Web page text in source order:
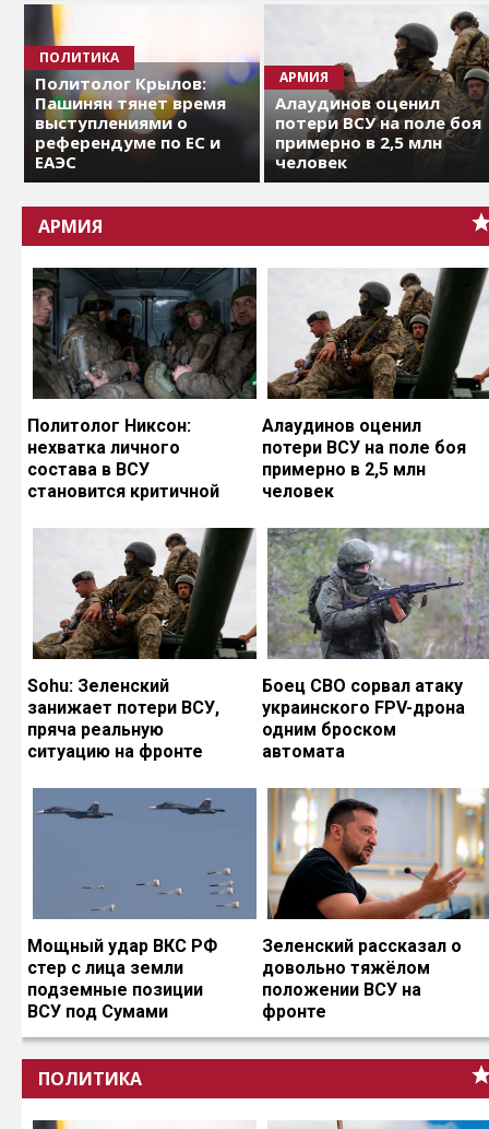
ПОЛИТИКА
Политолог Крылов:
Пашинян тянет время
выступлениями о
референдуме по ЕС и
ЕАЭС
АРМИЯ
Алаудинов оценил
потери ВСУ на поле боя
примерно в 2,5 млн
человек
АРМИЯ
Политолог Никсон:
нехватка личного
состава в ВСУ
становится критичной
Алаудинов оценил
потери ВСУ на поле боя
примерно в 2,5 млн
человек
Sohu: Зеленский
занижает потери ВСУ,
пряча реальную
ситуацию на фронте
Боец СВО сорвал атаку
украинского FPV-дрона
одним броском
автомата
Мощный удар ВКС РФ
стер с лица земли
подземные позиции
ВСУ под Сумами
Зеленский рассказал о
довольно тяжёлом
положении ВСУ на
фронте
ПОЛИТИКА